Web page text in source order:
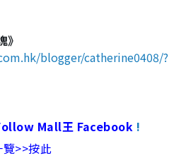
》
blogger/catherine0408/?
Mall王 Facebook !
>>按此